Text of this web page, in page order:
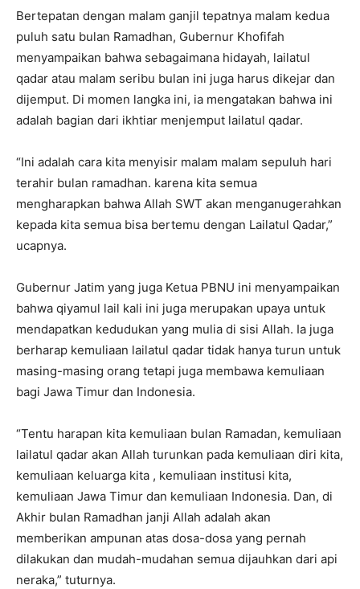
Bertepatan dengan malam ganjil tepatnya malam kedua
puluh satu bulan Ramadhan, Gubernur Khofifah
menyampaikan bahwa sebagaimana hidayah, lailatul
qadar atau malam seribu bulan ini juga harus dikejar dan
dijemput. Di momen langka ini, ia mengatakan bahwa ini
adalah bagian dari ikhtiar menjemput lailatul qadar.
“Ini adalah cara kita menyisir malam malam sepuluh hari
terahir bulan ramadhan. karena kita semua
mengharapkan bahwa Allah SWT akan menganugerahkan
kepada kita semua bisa bertemu dengan Lailatul Qadar,”
ucapnya.
Gubernur Jatim yang juga Ketua PBNU ini menyampaikan
bahwa qiyamul lail kali ini juga merupakan upaya untuk
mendapatkan kedudukan yang mulia di sisi Allah. Ia juga
berharap kemuliaan lailatul qadar tidak hanya turun untuk
masing-masing orang tetapi juga membawa kemuliaan
bagi Jawa Timur dan Indonesia.
“Tentu harapan kita kemuliaan bulan Ramadan, kemuliaan
lailatul qadar akan Allah turunkan pada kemuliaan diri kita,
kemuliaan keluarga kita , kemuliaan institusi kita,
kemuliaan Jawa Timur dan kemuliaan Indonesia. Dan, di
Akhir bulan Ramadhan janji Allah adalah akan
memberikan ampunan atas dosa-dosa yang pernah
dilakukan dan mudah-mudahan semua dijauhkan dari api
neraka,” tuturnya.